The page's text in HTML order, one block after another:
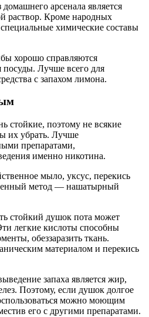
арсенала является
раствор. Кроме народных
химические составы
хорошо справляются
Лучше всего для
с запахом лимона.
стойкие, поэтому не всякие
их убрать. Лучше
препаратами,
именно никотина.
мыло, уксус, перекись
метод — нашатырный
стойкий душок пота может
легкие кислоты способны
обеззаразить ткань.
материалом и перекись
запаха является жир,
Поэтому, если душок долгое
можно моющим
его с другими препаратами.